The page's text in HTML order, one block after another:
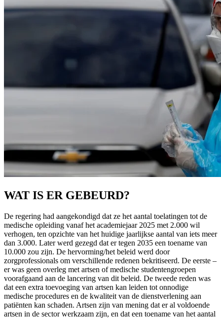
WAT IS ER GEBEURD?
De regering had aangekondigd dat ze het aantal toelatingen tot de
medische opleiding vanaf het academiejaar 2025 met 2.000 wil
verhogen, ten opzichte van het huidige jaarlijkse aantal van iets meer
dan 3.000. Later werd gezegd dat er tegen 2035 een toename van
10.000 zou zijn. De hervorming/het beleid werd door
zorgprofessionals om verschillende redenen bekritiseerd. De eerste –
er was geen overleg met artsen of medische studentengroepen
voorafgaand aan de lancering van dit beleid. De tweede reden was
dat een extra toevoeging van artsen kan leiden tot onnodige
medische procedures en de kwaliteit van de dienstverlening aan
patiënten kan schaden. Artsen zijn van mening dat er al voldoende
artsen in de sector werkzaam zijn, en dat een toename van het aantal